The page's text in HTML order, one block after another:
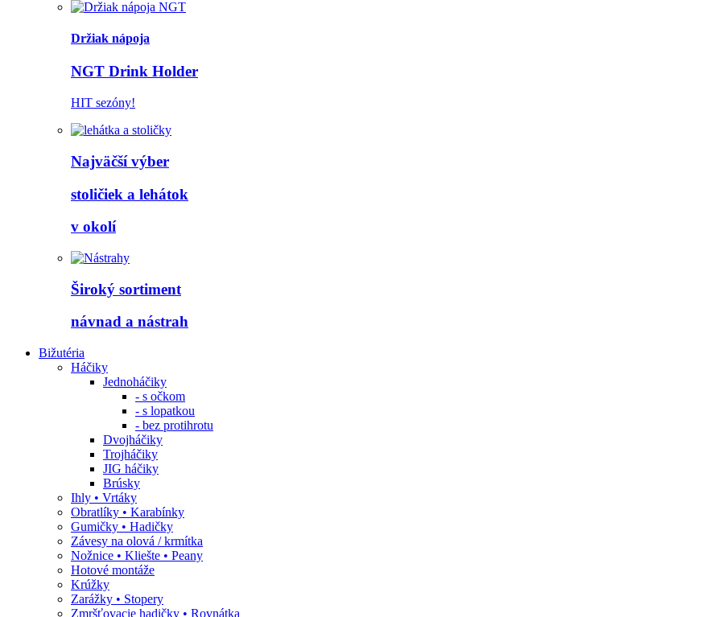
Držiak nápoja
NGT Drink Holder
HIT sezóny!
Najväčší výber
stoličiek a lehátok
v okolí
Široký sortiment
návnad a nástrah
Bižutéria
Háčiky
Jednoháčiky
- s očkom
- s lopatkou
- bez protihrotu
Dvojháčiky
Trojháčiky
JIG háčiky
Brúsky
Ihly • Vrtáky
Obratlíky • Karabínky
Gumičky • Hadičky
Závesy na olová / krmítka
Nožnice • Kliešte • Peany
Hotové montáže
Krúžky
Zarážky • Stopery
Zmršťovacie hadičky • Rovnátka